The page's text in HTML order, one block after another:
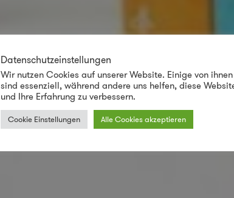
Datenschutzeinstellungen
Wir nutzen Cookies auf unserer Website. Einige von ihnen
sind essenziell, während andere uns helfen, diese
und Ihre Erfahrung zu verbessern.
Cookie Einstellungen Alle Cookies akzeptieren